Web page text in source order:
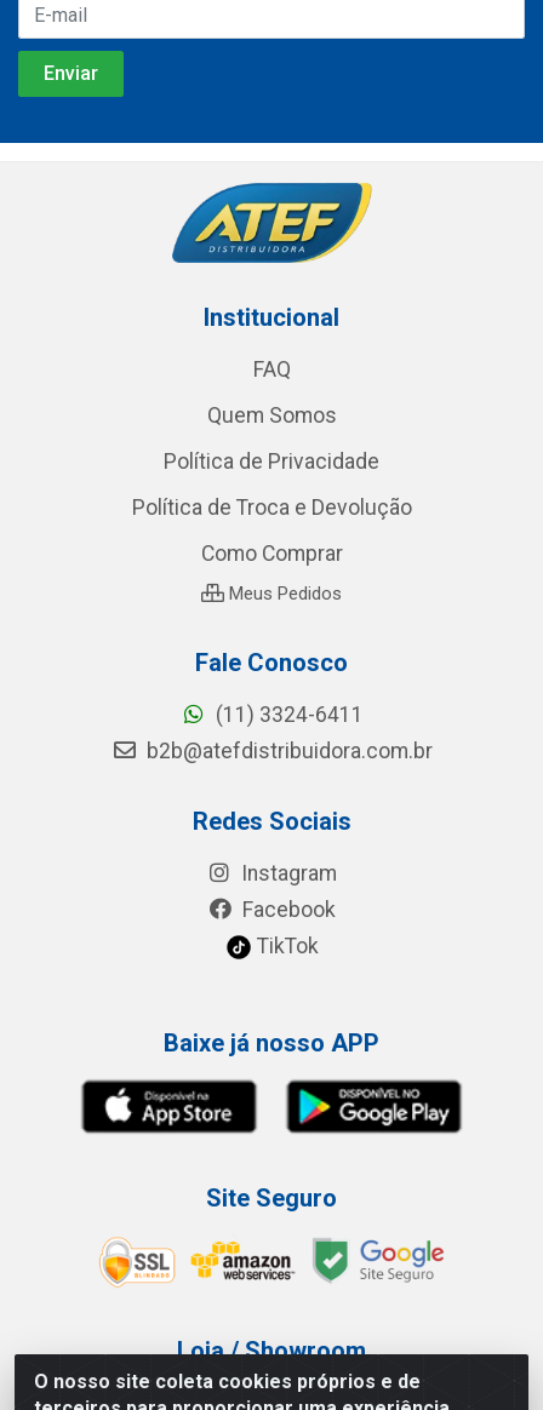
O nosso site coleta cookies próprios e de
Institucional
FAQ
Quem Somos
Política de Privacidade
Política de Troca e Devolução
Como Comprar
Meus Pedidos
Fale Conosco
(11) 3324-6411
b2b@atefdistribuidora.com.br
Redes Sociais
Instagram
Facebook
TikTok
Baixe já nosso APP
Site Seguro
Loja / Showroom
Tel.: (11) 3227-0546